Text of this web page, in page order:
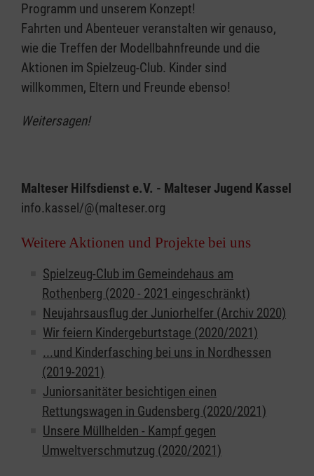
Programm und unserem Konzept!
Fahrten und Abenteuer veranstalten wir genauso,
wie die Treffen der Modellbahnfreunde und die
Aktionen im Spielzeug-Club. Kinder sind
willkommen, Eltern und Freunde ebenso!
Weitersagen!
Malteser Hilfsdienst e.V. - Malteser Jugend Kassel
info.kassel/@(malteser.org
Weitere Aktionen und Projekte bei uns
Spielzeug-Club im Gemeindehaus am
Rothenberg (2020 - 2021 eingeschränkt)
Neujahrsausflug der Juniorhelfer (Archiv 2020)
Wir feiern Kindergeburtstage (2020/2021)
...und Kinderfasching bei uns in Nordhessen
(2019-2021)
Juniorsanitäter besichtigen einen
Rettungswagen in Gudensberg (2020/2021)
Unsere Müllhelden - Kampf gegen
Umweltverschmutzug (2020/2021)